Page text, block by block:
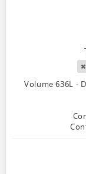
Volume 636L -